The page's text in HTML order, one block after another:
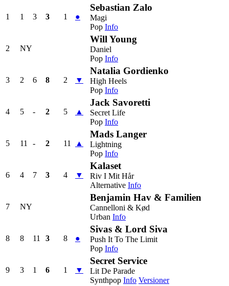
1 1 3 3 1 ●
Sebastian Zalo
Magi
Pop Info
2 NY
Will Young
Daniel
Pop Info
3 2 6 8 2 ▼
Natalia Gordienko
High Heels
Pop Info
4 5 - 2 5 ▲
Jack Savoretti
Secret Life
Pop Info
5 11 - 2 11 ▲
Mads Langer
Lightning
Pop Info
6 4 7 3 4 ▼
Kalaset
Riv I Mit Hår
Alternative Info
7 NY
Benjamin Hav & Familien
Cannelloni & Kød
Urban Info
8 8 11 3 8 ●
Sivas & Lord Siva
Push It To The Limit
Pop Info
9 3 1 6 1 ▼
Secret Service
Lit De Parade
Synthpop Info Versioner